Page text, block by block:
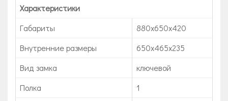
Характеристики
Габариты
880x650x420
Внутренние размеры
650х465х235
Вид замка
ключевой
Полка
1